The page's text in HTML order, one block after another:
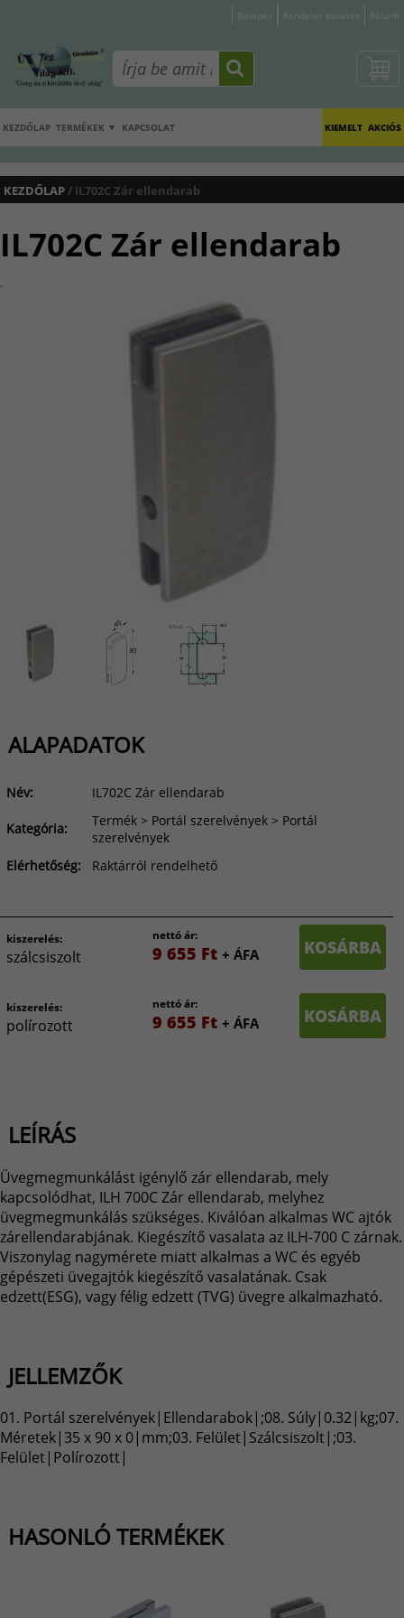
Rólunk
Rendelés követés
Belépés
KEZDŐLAP TERMÉKEK ▼ KAPCSOLAT AKCIÓS
KIEMELT
KEZDŐLAP/ IL702C Zár ellendarab
IL702C Zár ellendarab
.
ALAPADATOK
Név: IL702C Zár ellendarab
Kategória:
Termék > Portál szerelvények > Portál
szerelvények
Elérhetőség:
Raktárról rendelhető
kiszerelés:
szálcsiszolt
nettó ár:
9 655 Ft + ÁFA KOSÁRBA
kiszerelés:
polírozott
nettó ár:
9 655 Ft + ÁFA KOSÁRBA
LEÍRÁS
Üvegmegmunkálást igénylő zár ellendarab, mely
kapcsolódhat, ILH 700C Zár ellendarab, melyhez
üvegmegmunkálás szükséges. Kiválóan alkalmas WC ajtók
zárellendarabjának. Kiegészítő vasalata az ILH-700 C zárnak.
Viszonylag nagymérete miatt alkalmas a WC és egyéb
gépészeti üvegajtók kiegészítő vasalatának. Csak
edzett(ESG), vagy félig edzett (TVG) üvegre alkalmazható.
JELLEMZŐK
01. Portál szerelvények|Ellendarabok|;08. Súly|0.32|kg;07.
Méretek|35 x 90 x 0|mm;03. Felület|Szálcsiszolt|;03.
Felület|Polírozott|
HASONLÓ TERMÉKEK